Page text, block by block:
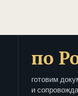
по
готовим
и